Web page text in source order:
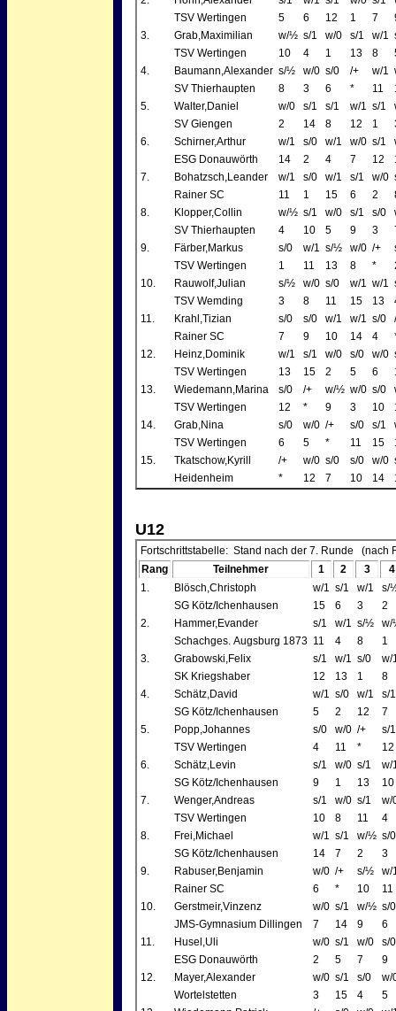
TSV Wertingen
5 6 12 1 7
3.
Grab,Maximilian w/½ s/1 w/0 s/1 w/1
TSV Wertingen
10 4 1 13 8
4.
Baumann,Alexander s/½ w/0 s/0 /+ w/1
SV Thierhaupten
8 3 6 * 11
5.
Walter,Daniel w/0 s/1 s/1 w/1 s/1
SV Giengen
2 14 8 12 1
6.
Schirner,Arthur w/1 s/0 w/1 w/0 s/1
ESG Donauwörth
14 2 4 7 12
7.
Bohatzsch,Leander w/1 s/0 w/1 s/1 w/0
Rainer SC
11 1 15 6 2
8.
Klopper,Collin w/½ s/1 w/0 s/1 s/0
SV Thierhaupten
4 10 5 9 3
9.
Färber,Markus s/0 w/1 s/½ w/0 /+
TSV Wertingen
1 11 13 8 *
10.
Rauwolf,Julian s/½ w/0 s/0 w/1 w/1
TSV Wemding
3 8 11 15 13
11.
Krahl,Tizian s/0 s/0 w/1 w/1 s/0
Rainer SC
7 9 10 14 4
12.
Heinz,Dominik w/1 s/1 w/0 s/0 w/0
TSV Wertingen
13 15 2 5 6
13.
Wiedemann,Marina s/0 /+ w/½ w/0 s/0
TSV Wertingen
12 * 9 3 10
14.
Grab,Nina s/0 w/0 /+ s/0 s/1
TSV Wertingen
6 5 * 11 15
15.
Tkatschow,Kyrill /+ w/0 s/0 s/0 w/0
Heidenheim
* 12 7 10 14
U12
Fortschrittstabelle: Stand nach der 7. Runde (nach
Rang
Teilnehmer 1 2 3
4
1.
Blösch,Christoph w/1 s/1 w/1
s/
SG Kötz/Ichenhausen
15 6 3
2
2.
Hammer,Evander s/1 w/1 s/½
Schachges. Augsburg 1873 11 4 8
1
3.
Grabowski,Felix s/1 w/1 s/0
w/
SK Kriegshaber
12 13 1
8
4.
Schätz,David w/1 s/0 w/1
s/1
SG Kötz/Ichenhausen
5 2 12
7
5.
Popp,Johannes s/0 w/0 /+
s/1
TSV Wertingen
4 11 *
12
6.
Schätz,Levin s/1 w/0 s/1
w/
SG Kötz/Ichenhausen
9 1 13
10
7.
Wenger,Andreas s/1 w/0 s/1
w/
TSV Wertingen
10 8 11
4
8.
Frei,Michael w/1 s/1 w/½ s/0
SG Kötz/Ichenhausen
14 7 2
3
9.
Rabuser,Benjamin w/0 /+ s/½
w/
Rainer SC
6 * 10
11
10.
Gerstmeir,Vinzenz w/0 s/1 w/½ s/0
JMS-Gymnasium Dillingen
7 14 9
6
11.
Husel,Uli w/0 s/1 w/0
s/0
ESG Donauwörth
2 5 7
9
12.
Mayer,Alexander w/0 s/1 s/0
w/
Wortelstetten
3 15 4
5